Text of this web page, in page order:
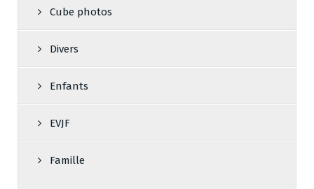
Cube photos
Divers
Enfants
EVJF
Famille